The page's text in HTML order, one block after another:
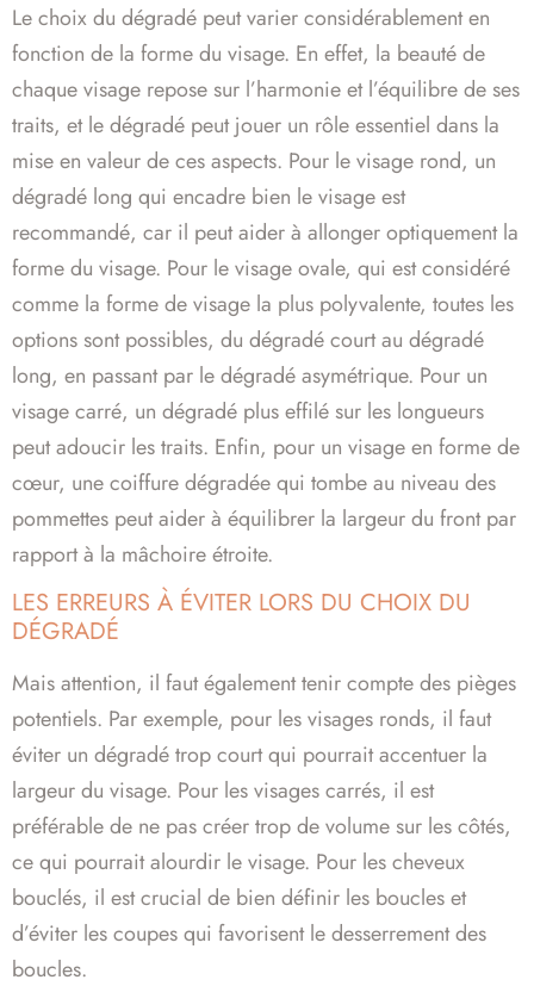
Le choix du dégradé peut varier considérablement en
fonction de la forme du visage. En effet, la beauté de
chaque visage repose sur l’harmonie et l’équilibre de ses
traits, et le dégradé peut jouer un rôle essentiel dans la
mise en valeur de ces aspects. Pour le visage rond, un
dégradé long qui encadre bien le visage est
recommandé, car il peut aider à allonger optiquement la
forme du visage. Pour le visage ovale, qui est considéré
comme la forme de visage la plus polyvalente, toutes les
options sont possibles, du dégradé court au dégradé
long, en passant par le dégradé asymétrique. Pour un
visage carré, un dégradé plus effilé sur les longueurs
peut adoucir les traits. Enfin, pour un visage en forme de
cœur, une coiffure dégradée qui tombe au niveau des
pommettes peut aider à équilibrer la largeur du front par
rapport à la mâchoire étroite.
LES ERREURS À ÉVITER LORS DU CHOIX DU
DÉGRADÉ
Mais attention, il faut également tenir compte des pièges
potentiels. Par exemple, pour les visages ronds, il faut
éviter un dégradé trop court qui pourrait accentuer la
largeur du visage. Pour les visages carrés, il est
préférable de ne pas créer trop de volume sur les côtés,
ce qui pourrait alourdir le visage. Pour les cheveux
bouclés, il est crucial de bien définir les boucles et
d’éviter les coupes qui favorisent le desserrement des
boucles.